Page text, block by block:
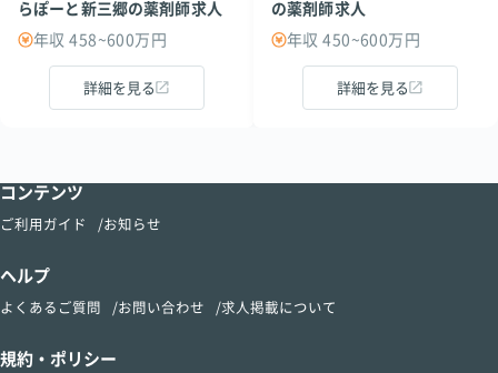
らぽーと新三郷の薬剤師求人
年収 458~600万円
詳細を見る
の薬剤師求人
年収 450~600万円
詳細を見る
コンテンツ
ご利用ガイド お知らせ
ヘルプ
よくあるご質問 お問い合わせ 求人掲載について
規約・ポリシー